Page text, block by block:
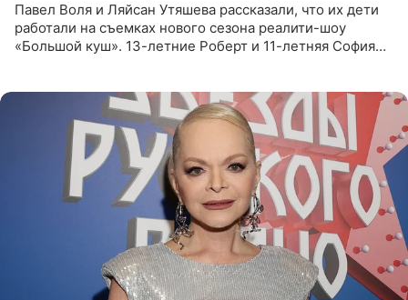
Павел Воля и Ляйсан Утяшева рассказали, что их дети
работали на съемках нового сезона реалити-шоу
«Большой куш». 13-летние Роберт и 11-летняя София